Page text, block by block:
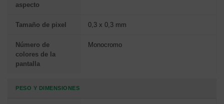
aspecto
Tamaño de pixel 0,3 x 0,3 mm
Número de
colores de la
pantalla
Monocromo
PESO Y DIMENSIONES